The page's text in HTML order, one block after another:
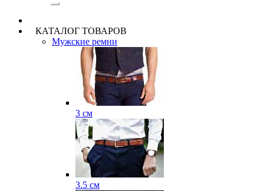
КАТАЛОГ ТОВАРОВ
Мужские ремни
3 см
3.5 см